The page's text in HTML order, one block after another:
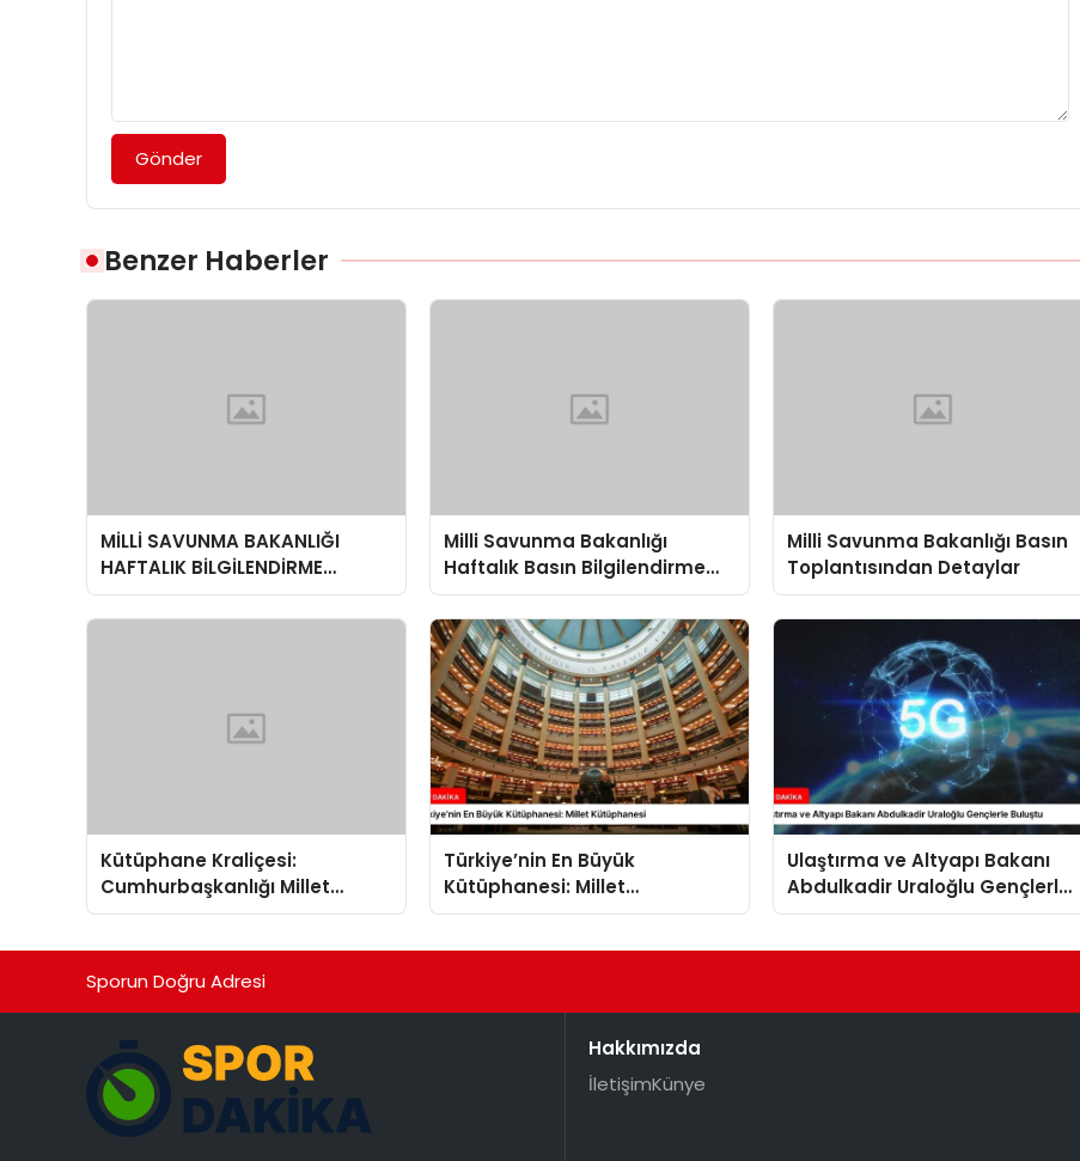
Gönder
Benzer Haberler
MİLLİ SAVUNMA BAKANLIĞI
HAFTALIK BİLGİLENDİRME
TOPLANTISI
Milli Savunma Bakanlığı
Haftalık Basın Bilgilendirme
Toplantısında
Değerlendirmeler
Milli Savunma Bakanlığı Basın
Toplantısından Detaylar
Kütüphane Kraliçesi:
Cumhurbaşkanlığı Millet
Kütüphanesi
Türkiye’nin En Büyük
Kütüphanesi: Millet
Kütüphanesi
Ulaştırma ve Altyapı Bakanı
Abdulkadir Uraloğlu Gençlerle
Buluştu
Sporun Doğru Adresi
Hakkımızda
İletişimKünye